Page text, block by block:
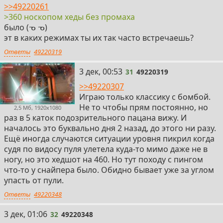
>>49220261
>360 носкопом хеды без промаха
было (ᓀ ᓀ)
эт в каких режимах ты их так часто встречаешь?
Ответы 49220319
2,5 Мб, 1920x1080
31
3 дек, 00:53 31 49220319
>>49220307
Играю только классику с бомбой.
Не то чтобы прям постоянно, но
раз в 5 каток подозрительного пацана вижу. И
началось это буквально дня 2 назад, до этого ни разу.
Ещё иногда случаются ситуации уровня пикрил когда
судя по видосу пуля улетела куда-то мимо даже не в
ногу, но это хедшот на 460. Но тут походу с пингом
что-то у снайпера было. Обидно бывает уже за углом
упасть от пули.
Ответы 49220348
32
3 дек, 01:06 32 49220348